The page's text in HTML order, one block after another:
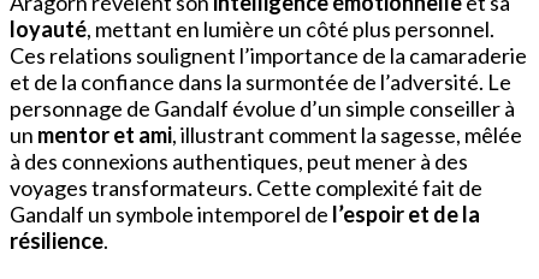
loyauté, mettant en lumière un côté plus personnel.
Ces relations soulignent l’importance de la camaraderie
et de la confiance dans la surmontée de l’adversité. Le
personnage de Gandalf évolue d’un simple conseiller à
un mentor et ami, illustrant comment la sagesse, mêlée
à des connexions authentiques, peut mener à des
voyages transformateurs. Cette complexité fait de
Gandalf un symbole intemporel de l’espoir et de la
résilience.